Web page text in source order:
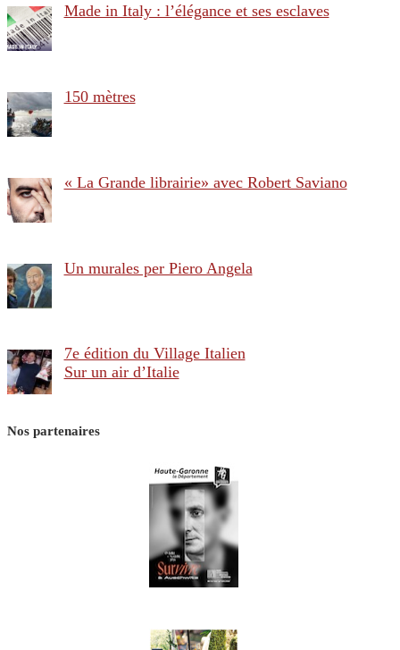
Made in Italy : l’élégance et ses esclaves
150 mètres
« La Grande librairie» avec Robert Saviano
Un murales per Piero Angela
7e édition du Village Italien
Sur un air d’Italie
Nos partenaires